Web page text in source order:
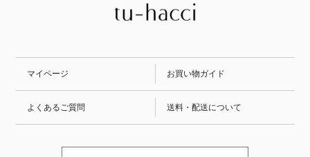
マイページ お買い物ガイド
よくあるご質問 送料・配送について